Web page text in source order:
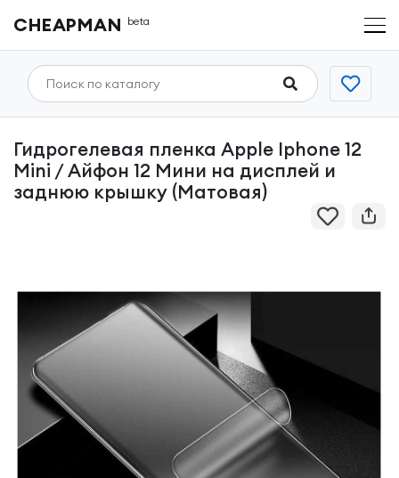
CHEAPMAN beta
Гидрогелевая пленка Apple Iphone 12
Mini / Айфон 12 Мини на дисплей и
заднюю крышку (Матовая)